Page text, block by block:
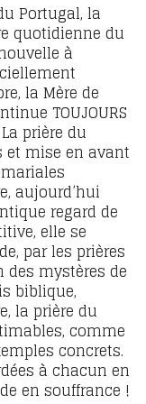
Portugal, la
quotidienne du
à
la Mère de
TOUJOURS
prière du
et mise en avant
aujourd’hui
regard de
elle se
par les prières
mystères de
biblique,
la prière du
comme
concrets.
à chacun en
en souffrance !